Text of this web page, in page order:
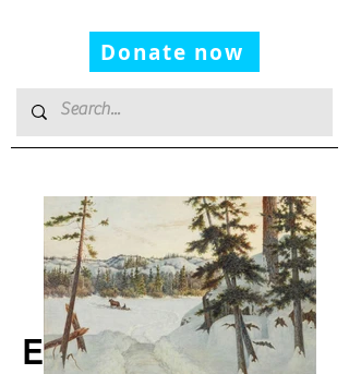
Donate now
Ernest Sawford-